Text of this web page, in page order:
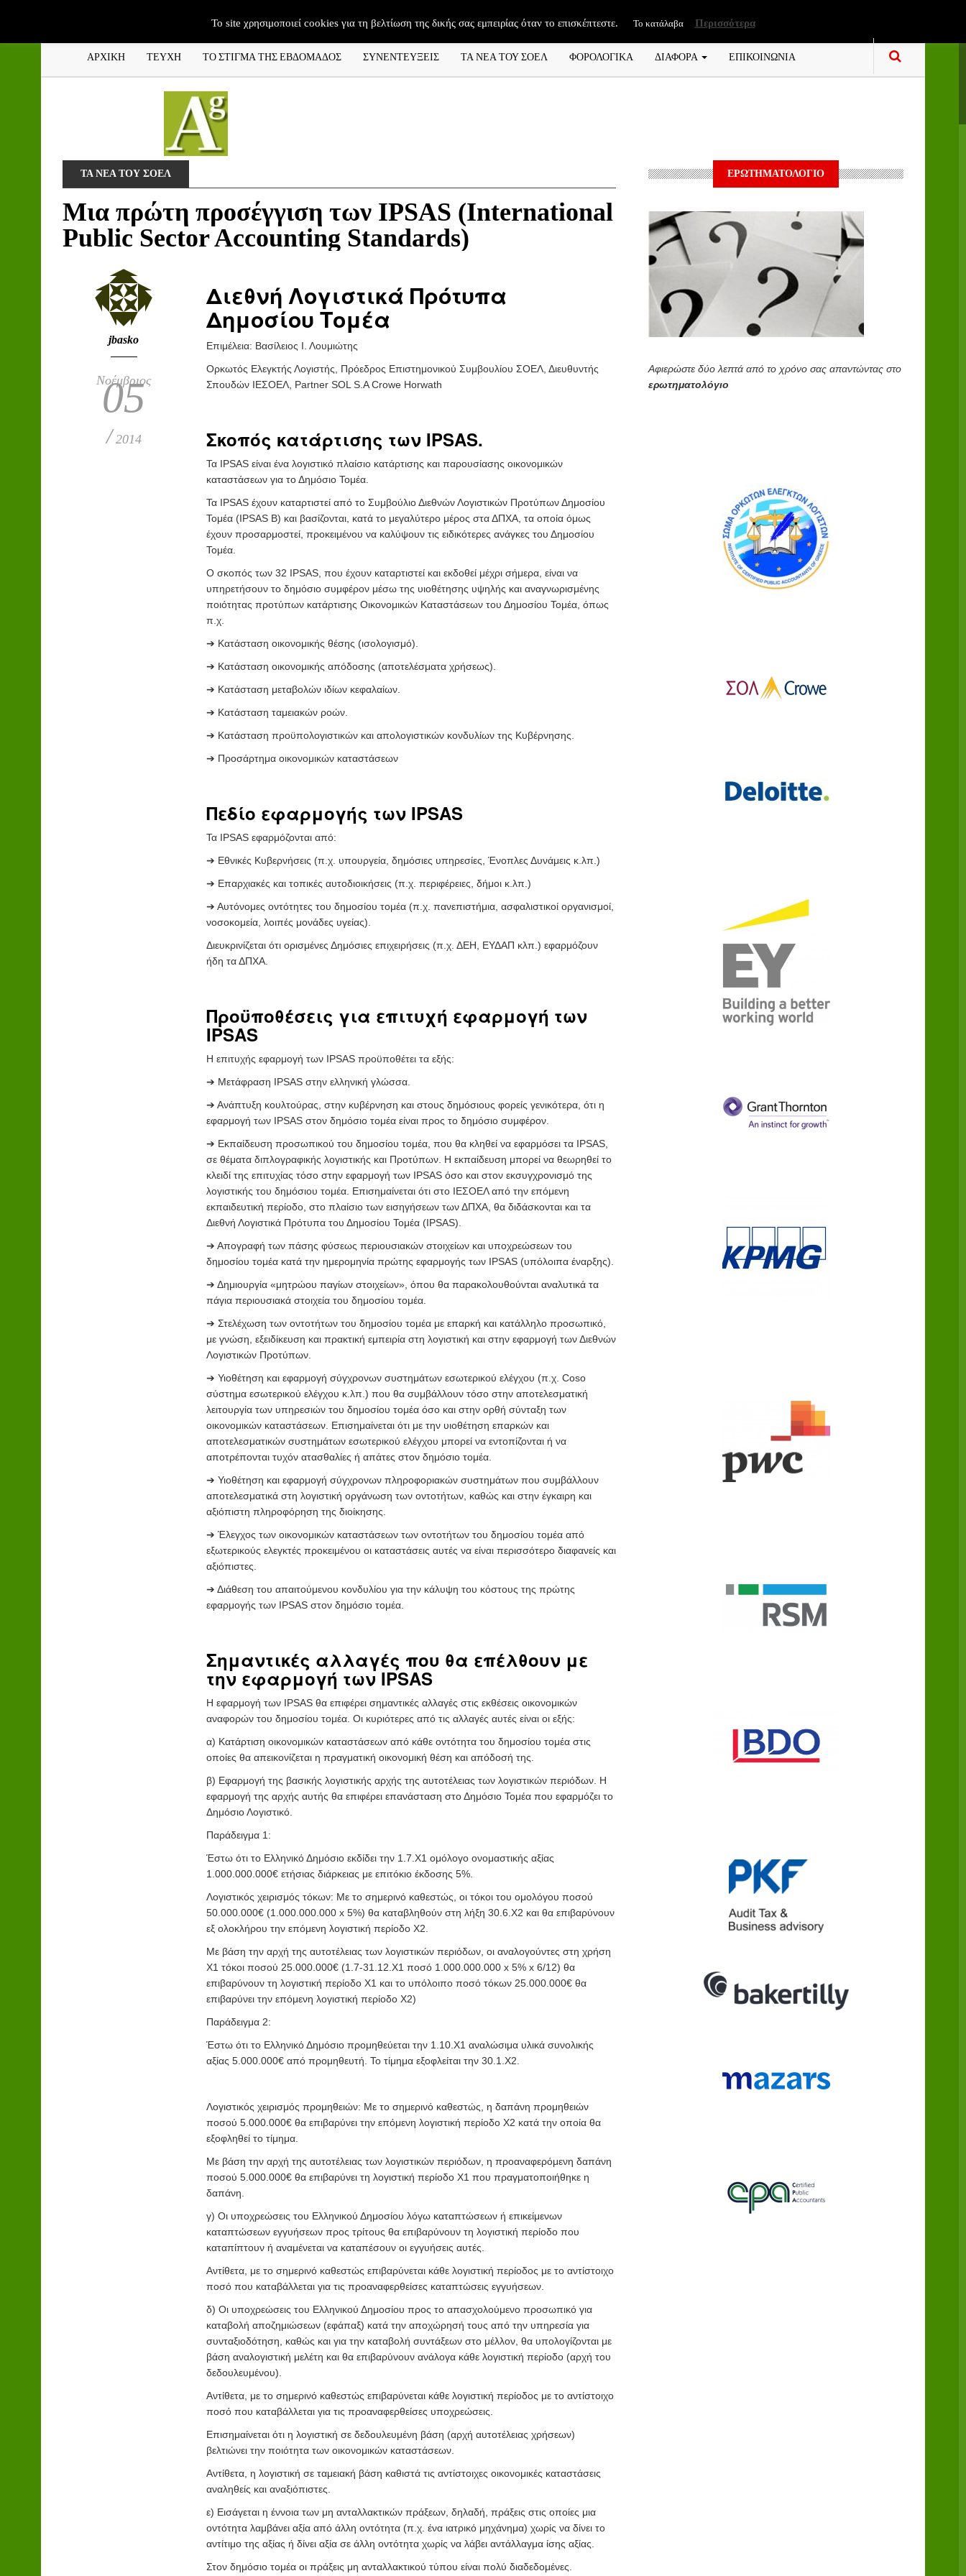
ΑΡΧΙΚΗ ΤΕΥΧΗ ΤΟ ΣΤΙΓΜΑ ΤΗΣ ΕΒΔΟΜΑΔΟΣ ΣΥΝΕΝΤΕΥΞΕΙΣ ΤΑ ΝΕΑ ΤΟΥ ΣΟΕΛ ΦΟΡΟΛΟΓΙΚΑ ΔΙΑΦΟΡΑ ΕΠΙΚΟΙΝΩΝΙΑ
ΤΑ ΝΕΑ ΤΟΥ ΣΟΕΛ
Μια πρώτη προσέγγιση των IPSAS (International
Public Sector Accounting Standards)
jbasko
Νοέμβριος
05
/ 2014
Διεθνή Λογιστικά Πρότυπα
Δημοσίου Τομέα
Eπιμέλεια: Βασίλειος Ι. Λουμιώτης
Ορκωτός Ελεγκτής Λογιστής, Πρόεδρος Επιστημονικού Συμβουλίου ΣΟΕΛ, Διευθυντής
Σπουδών ΙΕΣΟΕΛ, Partner SOL S.A Crowe Horwath
Σκοπός κατάρτισης των IPSAS.
Τα IPSAS είναι ένα λογιστικό πλαίσιο κατάρτισης και παρουσίασης οικονομικών
καταστάσεων για το Δημόσιο Τομέα.
Τα IPSAS έχουν καταρτιστεί από το Συμβούλιο Διεθνών Λογιστικών Προτύπων Δημοσίου
Τομέα (IPSAS B) και βασίζονται, κατά το μεγαλύτερο μέρος στα ΔΠΧΑ, τα οποία όμως
έχουν προσαρμοστεί, προκειμένου να καλύψουν τις ειδικότερες ανάγκες του Δημοσίου
Τομέα.
Ο σκοπός των 32 IPSAS, που έχουν καταρτιστεί και εκδοθεί μέχρι σήμερα, είναι να
υπηρετήσουν το δημόσιο συμφέρον μέσω της υιοθέτησης υψηλής και αναγνωρισμένης
ποιότητας προτύπων κατάρτισης Οικονομικών Καταστάσεων του Δημοσίου Τομέα, όπως
π.χ.
➔ Κατάσταση οικονομικής θέσης (ισολογισμό).
➔ Κατάσταση οικονομικής απόδοσης (αποτελέσματα χρήσεως).
➔ Κατάσταση μεταβολών ιδίων κεφαλαίων.
➔ Κατάσταση ταμειακών ροών.
➔ Κατάσταση προϋπολογιστικών και απολογιστικών κονδυλίων της Κυβέρνησης.
➔ Προσάρτημα οικονομικών καταστάσεων
Πεδίο εφαρμογής των IPSAS
Τα IPSAS εφαρμόζονται από:
➔ Εθνικές Κυβερνήσεις (π.χ. υπουργεία, δημόσιες υπηρεσίες, Ένοπλες Δυνάμεις κ.λπ.)
➔ Επαρχιακές και τοπικές αυτοδιοικήσεις (π.χ. περιφέρειες, δήμοι κ.λπ.)
➔ Αυτόνομες οντότητες του δημοσίου τομέα (π.χ. πανεπιστήμια, ασφαλιστικοί οργανισμοί,
νοσοκομεία, λοιπές μονάδες υγείας).
Διευκρινίζεται ότι ορισμένες Δημόσιες επιχειρήσεις (π.χ. ΔΕΗ, ΕΥΔΑΠ κλπ.) εφαρμόζουν
ήδη τα ΔΠΧΑ.
Προϋποθέσεις για επιτυχή εφαρμογή των
IPSAS
Η επιτυχής εφαρμογή των IPSAS προϋποθέτει τα εξής:
➔ Μετάφραση IPSAS στην ελληνική γλώσσα.
➔ Ανάπτυξη κουλτούρας, στην κυβέρνηση και στους δημόσιους φορείς γενικότερα, ότι η
εφαρμογή των IPSAS στον δημόσιο τομέα είναι προς το δημόσιο συμφέρον.
➔ Εκπαίδευση προσωπικού του δημοσίου τομέα, που θα κληθεί να εφαρμόσει τα IPSAS,
σε θέματα διπλογραφικής λογιστικής και Προτύπων. Η εκπαίδευση μπορεί να θεωρηθεί το
κλειδί της επιτυχίας τόσο στην εφαρμογή των IPSAS όσο και στον εκσυγχρονισμό της
λογιστικής του δημόσιου τομέα. Επισημαίνεται ότι στο ΙΕΣΟΕΛ από την επόμενη
εκπαιδευτική περίοδο, στο πλαίσιο των εισηγήσεων των ΔΠΧΑ, θα διδάσκονται και τα
Διεθνή Λογιστικά Πρότυπα του Δημοσίου Τομέα (IPSAS).
➔ Απογραφή των πάσης φύσεως περιουσιακών στοιχείων και υποχρεώσεων του
δημοσίου τομέα κατά την ημερομηνία πρώτης εφαρμογής των IPSAS (υπόλοιπα έναρξης).
➔ Δημιουργία «μητρώου παγίων στοιχείων», όπου θα παρακολουθούνται αναλυτικά τα
πάγια περιουσιακά στοιχεία του δημοσίου τομέα.
➔ Στελέχωση των οντοτήτων του δημοσίου τομέα με επαρκή και κατάλληλο προσωπικό,
με γνώση, εξειδίκευση και πρακτική εμπειρία στη λογιστική και στην εφαρμογή των Διεθνών
Λογιστικών Προτύπων.
➔ Υιοθέτηση και εφαρμογή σύγχρονων συστημάτων εσωτερικού ελέγχου (π.χ. Coso
σύστημα εσωτερικού ελέγχου κ.λπ.) που θα συμβάλλουν τόσο στην αποτελεσματική
λειτουργία των υπηρεσιών του δημοσίου τομέα όσο και στην ορθή σύνταξη των
οικονομικών καταστάσεων. Επισημαίνεται ότι με την υιοθέτηση επαρκών και
αποτελεσματικών συστημάτων εσωτερικού ελέγχου μπορεί να εντοπίζονται ή να
αποτρέπονται τυχόν ατασθαλίες ή απάτες στον δημόσιο τομέα.
➔ Υιοθέτηση και εφαρμογή σύγχρονων πληροφοριακών συστημάτων που συμβάλλουν
αποτελεσματικά στη λογιστική οργάνωση των οντοτήτων, καθώς και στην έγκαιρη και
αξιόπιστη πληροφόρηση της διοίκησης.
➔ Έλεγχος των οικονομικών καταστάσεων των οντοτήτων του δημοσίου τομέα από
εξωτερικούς ελεγκτές προκειμένου οι καταστάσεις αυτές να είναι περισσότερο διαφανείς και
αξιόπιστες.
➔ Διάθεση του απαιτούμενου κονδυλίου για την κάλυψη του κόστους της πρώτης
εφαρμογής των IPSAS στον δημόσιο τομέα.
Σημαντικές αλλαγές που θα επέλθουν με
την εφαρμογή των IPSAS
Η εφαρμογή των IPSAS θα επιφέρει σημαντικές αλλαγές στις εκθέσεις οικονομικών
αναφορών του δημοσίου τομέα. Οι κυριότερες από τις αλλαγές αυτές είναι οι εξής:
α) Κατάρτιση οικονομικών καταστάσεων από κάθε οντότητα του δημοσίου τομέα στις
οποίες θα απεικονίζεται η πραγματική οικονομική θέση και απόδοσή της.
β) Εφαρμογή της βασικής λογιστικής αρχής της αυτοτέλειας των λογιστικών περιόδων. Η
εφαρμογή της αρχής αυτής θα επιφέρει επανάσταση στο Δημόσιο Τομέα που εφαρμόζει το
Δημόσιο Λογιστικό.
Παράδειγμα 1:
Έστω ότι το Ελληνικό Δημόσιο εκδίδει την 1.7.Χ1 ομόλογο ονομαστικής αξίας
1.000.000.000€ ετήσιας διάρκειας με επιτόκιο έκδοσης 5%.
Λογιστικός χειρισμός τόκων: Με το σημερινό καθεστώς, οι τόκοι του ομολόγου ποσού
50.000.000€ (1.000.000.000 x 5%) θα καταβληθούν στη λήξη 30.6.Χ2 και θα επιβαρύνουν
εξ ολοκλήρου την επόμενη λογιστική περίοδο Χ2.
Με βάση την αρχή της αυτοτέλειας των λογιστικών περιόδων, οι αναλογούντες στη χρήση
Χ1 τόκοι ποσού 25.000.000€ (1.7-31.12.Χ1 ποσό 1.000.000.000 x 5% x 6/12) θα
επιβαρύνουν τη λογιστική περίοδο Χ1 και το υπόλοιπο ποσό τόκων 25.000.000€ θα
επιβαρύνει την επόμενη λογιστική περίοδο Χ2)
Παράδειγμα 2:
Έστω ότι το Ελληνικό Δημόσιο προμηθεύεται την 1.10.Χ1 αναλώσιμα υλικά συνολικής
αξίας 5.000.000€ από προμηθευτή. Το τίμημα εξοφλείται την 30.1.Χ2.
Λογιστικός χειρισμός προμηθειών: Με το σημερινό καθεστώς, η δαπάνη προμηθειών
ποσού 5.000.000€ θα επιβαρύνει την επόμενη λογιστική περίοδο Χ2 κατά την οποία θα
εξοφληθεί το τίμημα.
Με βάση την αρχή της αυτοτέλειας των λογιστικών περιόδων, η προαναφερόμενη δαπάνη
ποσού 5.000.000€ θα επιβαρύνει τη λογιστική περίοδο Χ1 που πραγματοποιήθηκε η
δαπάνη.
γ) Οι υποχρεώσεις του Ελληνικού Δημοσίου λόγω καταπτώσεων ή επικείμενων
καταπτώσεων εγγυήσεων προς τρίτους θα επιβαρύνουν τη λογιστική περίοδο που
καταπίπτουν ή αναμένεται να καταπέσουν οι εγγυήσεις αυτές.
Αντίθετα, με το σημερινό καθεστώς επιβαρύνεται κάθε λογιστική περίοδος με το αντίστοιχο
ποσό που καταβάλλεται για τις προαναφερθείσες καταπτώσεις εγγυήσεων.
δ) Οι υποχρεώσεις του Ελληνικού Δημοσίου προς το απασχολούμενο προσωπικό για
καταβολή αποζημιώσεων (εφάπαξ) κατά την αποχώρησή τους από την υπηρεσία για
συνταξιοδότηση, καθώς και για την καταβολή συντάξεων στο μέλλον, θα υπολογίζονται με
βάση αναλογιστική μελέτη και θα επιβαρύνουν ανάλογα κάθε λογιστική περίοδο (αρχή του
δεδουλευμένου).
Αντίθετα, με το σημερινό καθεστώς επιβαρύνεται κάθε λογιστική περίοδος με το αντίστοιχο
ποσό που καταβάλλεται για τις προαναφερθείσες υποχρεώσεις.
Επισημαίνεται ότι η λογιστική σε δεδουλευμένη βάση (αρχή αυτοτέλειας χρήσεων)
βελτιώνει την ποιότητα των οικονομικών καταστάσεων.
Αντίθετα, η λογιστική σε ταμειακή βάση καθιστά τις αντίστοιχες οικονομικές καταστάσεις
αναληθείς και αναξιόπιστες.
ε) Εισάγεται η έννοια των μη ανταλλακτικών πράξεων, δηλαδή, πράξεις στις οποίες μια
οντότητα λαμβάνει αξία από άλλη οντότητα (π.χ. ένα ιατρικό μηχάνημα) χωρίς να δίνει το
αντίτιμο της αξίας ή δίνει αξία σε άλλη οντότητα χωρίς να λάβει αντάλλαγμα ίσης αξίας.
Στον δημόσιο τομέα οι πράξεις μη ανταλλακτικού τύπου είναι πολύ διαδεδομένες.
ΕΡΩΤΗΜΑΤΟΛΟΓΙΟ
Αφιερώστε δύο λεπτά από το χρόνο σας απαντώντας στο
ερωτηματολόγιο
To site χρησιμοποιεί cookies για τη βελτίωση της δικής σας εμπειρίας όταν το επισκέπτεστε. Το κατάλαβα Περισσότερα